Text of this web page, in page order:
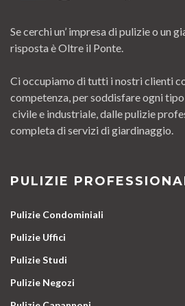
Se cerchi un’ impresa di pulizie o un
risposta è Oltre il Ponte.
Ci occupiamo di tutti i nostri clienti
competenza, per soddisfare ogni
civile e industriale, dalle pulizie
completa di servizi di giardinaggio.
PULIZIE
Pulizie Condominiali
Pulizie Uffici
Pulizie Studi
Pulizie Negozi